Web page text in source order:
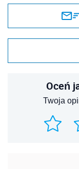
Oceń
Twoja